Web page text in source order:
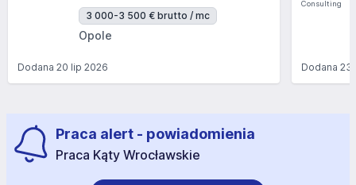
3 000-3 500 € brutto / mc
Opole
Dodana 20 lip 2026 Dodana23
Praca alert - powiadomienia
Praca Kąty Wrocławskie